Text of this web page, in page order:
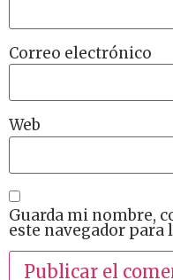
Correo electrónico
Web
Guarda mi nombre,
este navegador para